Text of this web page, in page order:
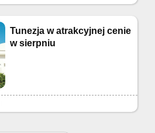
Tunezja w atrakcyjnej cenie
w sierpniu